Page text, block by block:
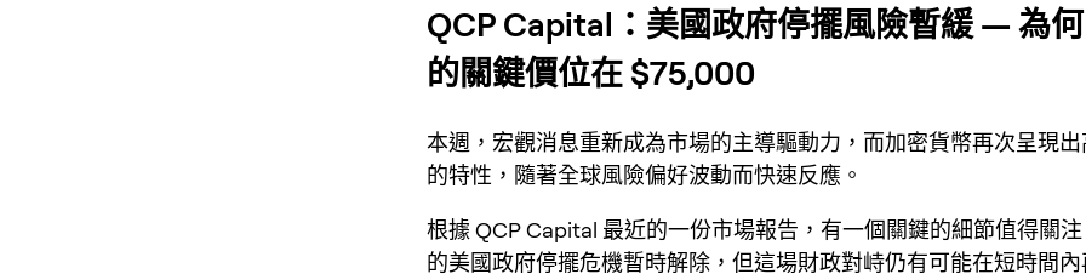
QCP Capital：美國政府停擺風險暫緩 — 為
的關鍵價位在 $75,000
本週，宏觀消息重新成為市場的主導驅動力，而加密貨幣再次呈現
的特性，隨著全球風險偏好波動而快速反應。
根據 QCP Capital 最近的一份市場報告，有一個關鍵的細節值得關
的美國政府停擺危機暫時解除，但這場財政對峙仍有可能在短時間內